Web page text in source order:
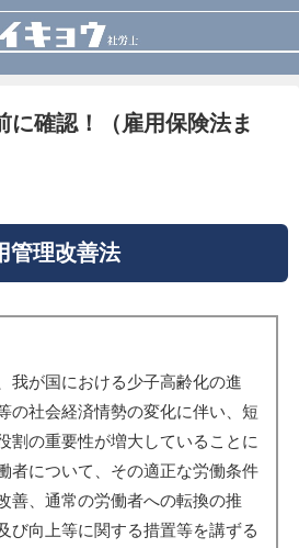
に確認！（雇用保険法ま
管理改善法
が国における少子高齢化の進
の社会経済情勢の変化に伴い、短
割の重要性が増大していることに
者について、その適正な労働条件
善、通常の労働者への転換の推
び向上等に関する措置等を講ずる